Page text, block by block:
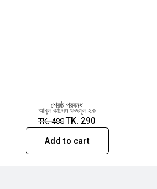
শ্রেষ্ঠ প্রবন্ধ
আবুল কাসেম ফজলুল হক
TK.400 TK. 290
Add to cart